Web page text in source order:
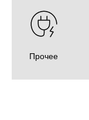
Прочее